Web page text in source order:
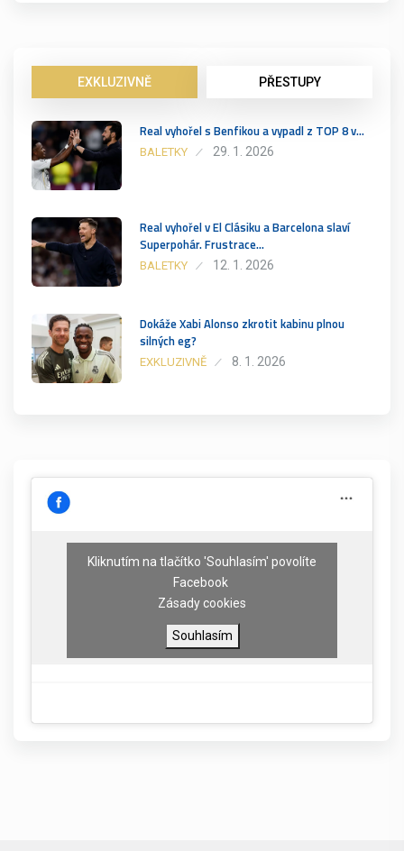
EXKLUZIVNĚ PŘESTUPY
Real vyhořel s Benfikou a vypadl z TOP 8 v…
BALETKY 29. 1. 2026
Real vyhořel v El Clásiku a Barcelona slaví
Superpohár. Frustrace…
BALETKY 12. 1. 2026
Dokáže Xabi Alonso zkrotit kabinu plnou
silných eg?
EXKLUZIVNĚ 8. 1. 2026
Kliknutím na tlačítko 'Souhlasím' povolíte
Facebook
Zásady cookies
Souhlasím